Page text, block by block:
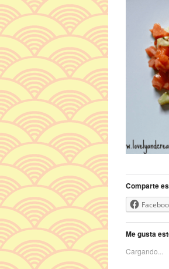
Comparte
Me gusta
Cargando...